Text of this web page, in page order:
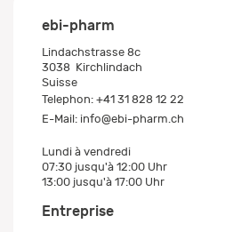
ebi-pharm
Lindachstrasse 8c
3038 Kirchlindach
Suisse
Telephon: +41 31 828 12 22
E-Mail: info@ebi-pharm.ch
Lundi à vendredi
07:30 jusqu'à 12:00 Uhr
13:00 jusqu'à 17:00 Uhr
Entreprise